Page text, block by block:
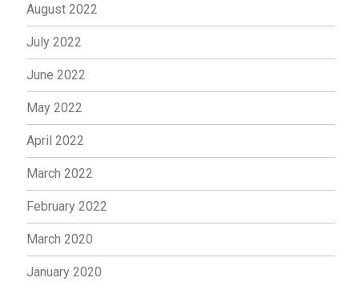
August 2022
July 2022
June 2022
May 2022
April 2022
March 2022
February 2022
March 2020
January 2020